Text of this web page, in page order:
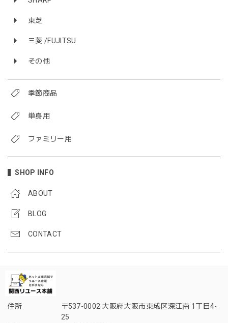
東芝
三菱 /FUJITSU
その他
季節商品
単身用
ファミリー用
SHOP INFO
ABOUT
BLOG
CONTACT
住所
〒537-0002 大阪府大阪市東成区深江南 1丁目4-
25